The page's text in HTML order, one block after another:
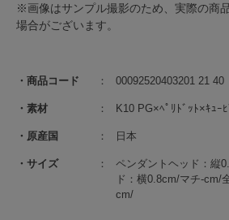
商品コード 00092520403201 21 40
素材 K10 PG×ﾍﾟﾘﾄﾞｯﾄ×ｷｭｰ
原産国 日本
サイズ
ペンダントヘッド：縦
ド：横0.8cm/マチ-cm/
cm/
※画像はサンプル撮影のため、実際の商
場合がございます。